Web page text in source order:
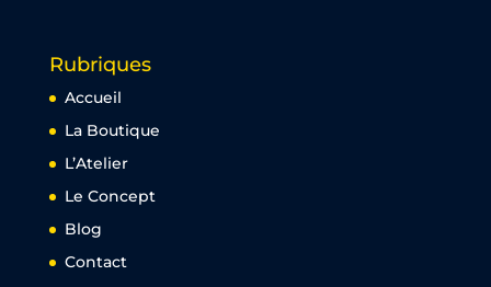
Rubriques
Accueil
La Boutique
L’Atelier
Le Concept
Blog
Contact